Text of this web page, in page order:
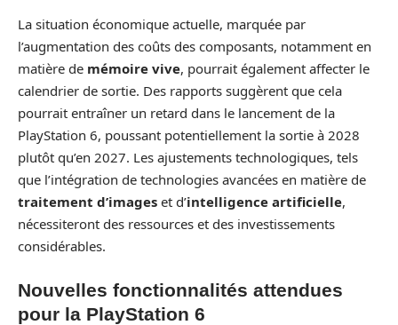
La situation économique actuelle, marquée par
l’augmentation des coûts des composants, notamment en
matière de mémoire vive, pourrait également affecter le
calendrier de sortie. Des rapports suggèrent que cela
pourrait entraîner un retard dans le lancement de la
PlayStation 6, poussant potentiellement la sortie à 2028
plutôt qu’en 2027. Les ajustements technologiques, tels
que l’intégration de technologies avancées en matière de
traitement d’images et d’intelligence artificielle,
nécessiteront des ressources et des investissements
considérables.
Nouvelles fonctionnalités attendues
pour la PlayStation 6